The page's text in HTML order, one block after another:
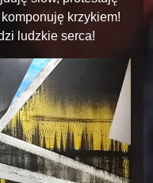
krzykiem!
ludzkie serca!